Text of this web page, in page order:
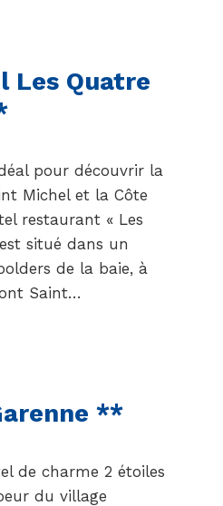
Les Quatre
pour découvrir la
Michel et la Côte
restaurant « Les
situé dans un
de la baie, à
Saint…
**
de charme 2 étoiles
du village